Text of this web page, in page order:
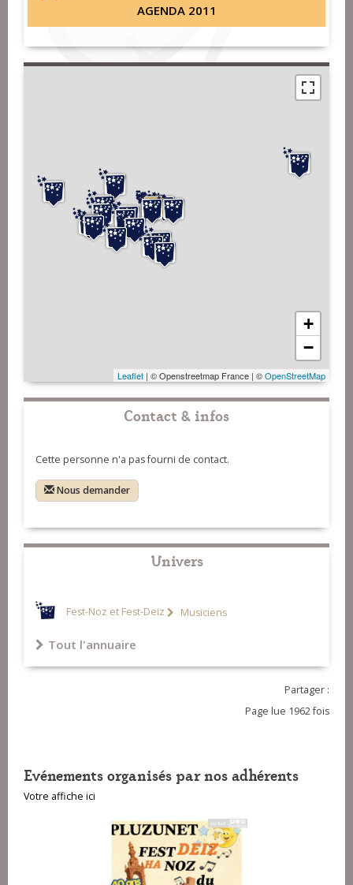
AGENDA 2011
+
−
Leaflet | © Openstreetmap France | ©OpenStreetMap
Contact & infos
Cette personne n'a pas fourni de contact.
Nous demander
Univers
Fest-Noz et Fest-Deiz Musiciens
Tout l'annuaire
Partager :
Page lue 1962 fois
Evénements organisés par nos adhérents
Votre affiche ici